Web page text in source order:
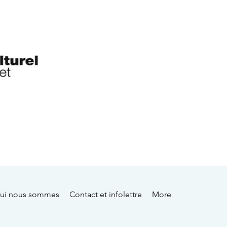
nous sommes Contact et infolettre More